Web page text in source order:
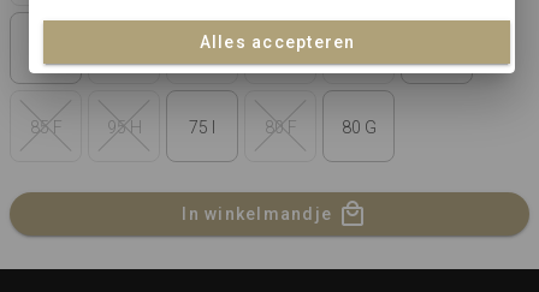
85 G 85 I 90 F
85 F 95 H 75 I 80 F 80 G
In winkelmandje
Alles accepteren